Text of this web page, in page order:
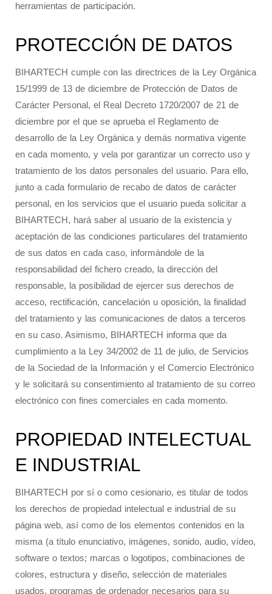
herramientas de participación.
PROTECCIÓN DE DATOS
BIHARTECH cumple con las directrices de la Ley Orgánica
15/1999 de 13 de diciembre de Protección de Datos de
Carácter Personal, el Real Decreto 1720/2007 de 21 de
diciembre por el que se aprueba el Reglamento de
desarrollo de la Ley Orgánica y demás normativa vigente
en cada momento, y vela por garantizar un correcto uso y
tratamiento de los datos personales del usuario. Para ello,
junto a cada formulario de recabo de datos de carácter
personal, en los servicios que el usuario pueda solicitar a
BIHARTECH, hará saber al usuario de la existencia y
aceptación de las condiciones particulares del tratamiento
de sus datos en cada caso, informándole de la
responsabilidad del fichero creado, la dirección del
responsable, la posibilidad de ejercer sus derechos de
acceso, rectificación, cancelación u oposición, la finalidad
del tratamiento y las comunicaciones de datos a terceros
en su caso. Asimismo, BIHARTECH informa que da
cumplimiento a la Ley 34/2002 de 11 de julio, de Servicios
de la Sociedad de la Información y el Comercio Electrónico
y le solicitará su consentimiento al tratamiento de su correo
electrónico con fines comerciales en cada momento.
PROPIEDAD INTELECTUAL
E INDUSTRIAL
BIHARTECH por sí o como cesionario, es titular de todos
los derechos de propiedad intelectual e industrial de su
página web, así como de los elementos contenidos en la
misma (a título enunciativo, imágenes, sonido, audio, vídeo,
software o textos; marcas o logotipos, combinaciones de
colores, estructura y diseño, selección de materiales
usados, programas de ordenador necesarios para su